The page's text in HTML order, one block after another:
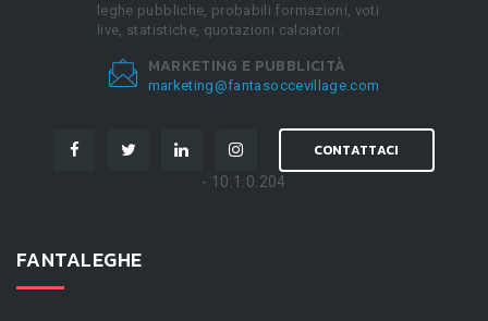
leghe pubbliche, probabili formazioni, voti
live, statistiche, quotazioni calciatori.
MARKETING E PUBBLICITÀ
marketing@fantasoccevillage.com
CONTATTACI
- 10.1.0.204
FANTALEGHE